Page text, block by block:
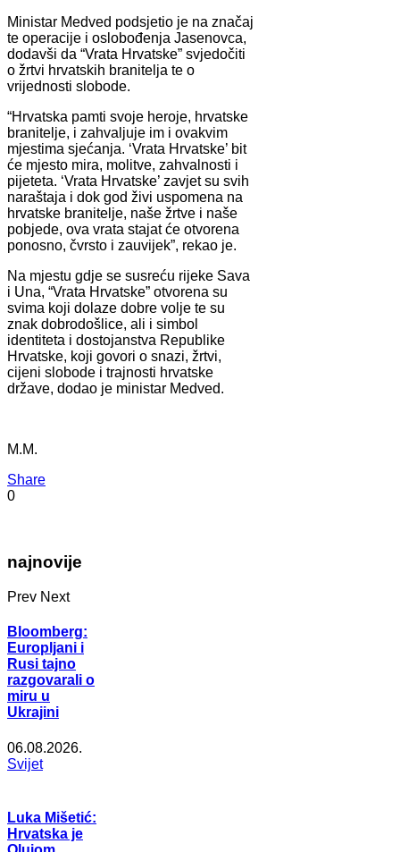
Ministar Medved podsjetio je na značaj
te operacije i oslobođenja Jasenovca,
dodavši da “Vrata Hrvatske” svjedočiti
o žrtvi hrvatskih branitelja te o
vrijednosti slobode.
“Hrvatska pamti svoje heroje, hrvatske
branitelje, i zahvaljuje im i ovakvim
mjestima sjećanja. ‘Vrata Hrvatske’ bit
će mjesto mira, molitve, zahvalnosti i
pijeteta. ‘Vrata Hrvatske’ zavjet su svih
naraštaja i dok god živi uspomena na
hrvatske branitelje, naše žrtve i naše
pobjede, ova vrata stajat će otvorena
ponosno, čvrsto i zauvijek”, rekao je.
Na mjestu gdje se susreću rijeke Sava
i Una, “Vrata Hrvatske” otvorena su
svima koji dolaze dobre volje te su
znak dobrodošlice, ali i simbol
identiteta i dostojanstva Republike
Hrvatske, koji govori o snazi, žrtvi,
cijeni slobode i trajnosti hrvatske
države, dodao je ministar Medved.
M.M.
Share
0
najnovije
Prev Next
Bloomberg:
Europljani i
Rusi tajno
razgovarali o
miru u
Ukrajini
06.08.2026.
Svijet
Luka Mišetić:
Hrvatska je